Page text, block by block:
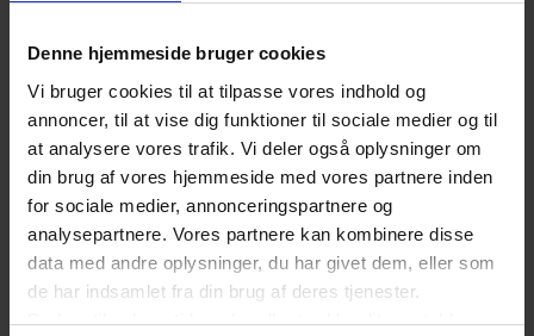
Denne hjemmeside bruger cookies
Vi bruger cookies til at tilpasse vores indhold og
annoncer, til at vise dig funktioner til sociale medier og til
at analysere vores trafik. Vi deler også oplysninger om
din brug af vores hjemmeside med vores partnere inden
for sociale medier, annonceringspartnere og
analysepartnere. Vores partnere kan kombinere disse
data med andre oplysninger, du har givet dem, eller som
de har indsamlet fra din brug af deres tjenester.
Du kan til enhver tid ændre eller trække dit samtykke